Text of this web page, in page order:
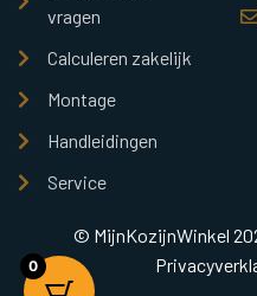
vragen
Calculeren zakelijk
Montage
Handleidingen
Service
© MijnKozijnWinkel
0